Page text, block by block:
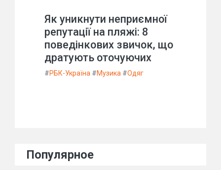
Як уникнути неприємної
репутації на пляжі: 8
поведінкових звичок, що
дратують оточуючих
#РБК-Україна #Музика #Одяг
Популярное